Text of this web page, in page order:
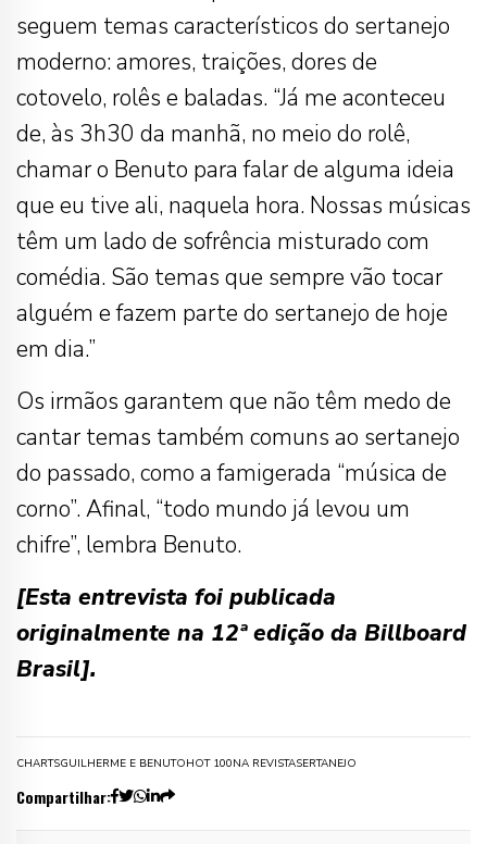
seguem temas característicos do sertanejo
moderno: amores, traições, dores de
cotovelo, rolês e baladas. “Já me aconteceu
de, às 3h30 da manhã, no meio do rolê,
chamar o Benuto para falar de alguma ideia
que eu tive ali, naquela hora. Nossas músicas
têm um lado de sofrência misturado com
comédia. São temas que sempre vão tocar
alguém e fazem parte do sertanejo de hoje
em dia.”
Os irmãos garantem que não têm medo de
cantar temas também comuns ao sertanejo
do passado, como a famigerada “música de
corno”. Afinal, “todo mundo já levou um
chifre”, lembra Benuto.
[Esta entrevista foi publicada
originalmente na 12ª edição da Billboard
Brasil].
CHARTSGUILHERME E BENUTOHOT 100NA REVISTASERTANEJO
Compartilhar: